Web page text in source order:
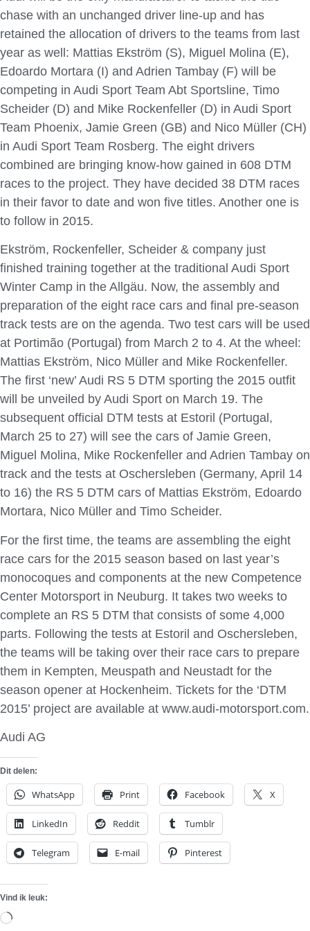
chase with an unchanged driver line-up and has
retained the allocation of drivers to the teams from last
year as well: Mattias Ekström (S), Miguel Molina (E),
Edoardo Mortara (I) and Adrien Tambay (F) will be
competing in Audi Sport Team Abt Sportsline, Timo
Scheider (D) and Mike Rockenfeller (D) in Audi Sport
Team Phoenix, Jamie Green (GB) and Nico Müller (CH)
in Audi Sport Team Rosberg. The eight drivers
combined are bringing know-how gained in 608 DTM
races to the project. They have decided 38 DTM races
in their favor to date and won five titles. Another one is
to follow in 2015.
Ekström, Rockenfeller, Scheider & company just
finished training together at the traditional Audi Sport
Winter Camp in the Allgäu. Now, the assembly and
preparation of the eight race cars and final pre-season
track tests are on the agenda. Two test cars will be used
at Portimão (Portugal) from March 2 to 4. At the wheel:
Mattias Ekström, Nico Müller and Mike Rockenfeller.
The first ‘new’ Audi RS 5 DTM sporting the 2015 outfit
will be unveiled by Audi Sport on March 19. The
subsequent official DTM tests at Estoril (Portugal,
March 25 to 27) will see the cars of Jamie Green,
Miguel Molina, Mike Rockenfeller and Adrien Tambay on
track and the tests at Oschersleben (Germany, April 14
to 16) the RS 5 DTM cars of Mattias Ekström, Edoardo
Mortara, Nico Müller and Timo Scheider.
For the first time, the teams are assembling the eight
race cars for the 2015 season based on last year’s
monocoques and components at the new Competence
Center Motorsport in Neuburg. It takes two weeks to
complete an RS 5 DTM that consists of some 4,000
parts. Following the tests at Estoril and Oschersleben,
the teams will be taking over their race cars to prepare
them in Kempten, Meuspath and Neustadt for the
season opener at Hockenheim. Tickets for the ‘DTM
2015’ project are available at www.audi-motorsport.com.
Audi AG
Dit delen:
WhatsApp Print Facebook X
LinkedIn Reddit Tumblr
Telegram E-mail Pinterest
Vind ik leuk:
Aan